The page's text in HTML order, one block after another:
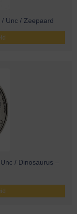
Unc / Zeepaard
/ Dinosaurus –